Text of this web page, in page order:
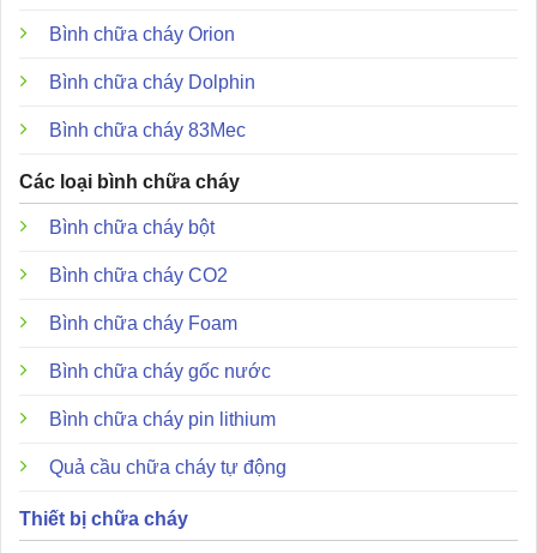
Bình chữa cháy Orion
Bình chữa cháy Dolphin
Bình chữa cháy 83Mec
Các loại bình chữa cháy
Bình chữa cháy bột
Bình chữa cháy CO2
Bình chữa cháy Foam
Bình chữa cháy gốc nước
Bình chữa cháy pin lithium
Quả cầu chữa cháy tự động
Thiết bị chữa cháy